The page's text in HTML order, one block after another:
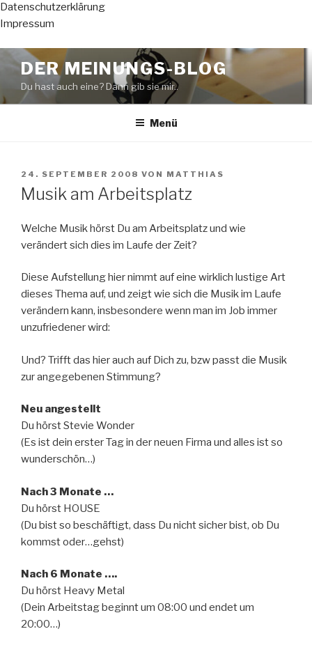
Datenschutzerklärung
Impressum
Zum
Inhalt
springen
DER MEINUNGS-BLOG
Du hast auch eine? Dann gib sie mir..
Menü
VERÖFFENTLICHT
AM
24. SEPTEMBER 2008 VON MATTHIAS
Musik am Arbeitsplatz
Welche Musik hörst Du am Arbeitsplatz und wie
verändert sich dies im Laufe der Zeit?
Diese Aufstellung hier nimmt auf eine wirklich lustige Art
dieses Thema auf, und zeigt wie sich die Musik im Laufe
verändern kann, insbesondere wenn man im Job immer
unzufriedener wird:
Und? Trifft das hier auch auf Dich zu, bzw passt die Musik
zur angegebenen Stimmung?
Neu angestellt
Du hörst Stevie Wonder
(Es ist dein erster Tag in der neuen Firma und alles ist so
wunderschön…)
Nach 3 Monate …
Du hörst HOUSE
(Du bist so beschäftigt, dass Du nicht sicher bist, ob Du
kommst oder…gehst)
Nach 6 Monate ….
Du hörst Heavy Metal
(Dein Arbeitstag beginnt um 08:00 und endet um
20:00…)